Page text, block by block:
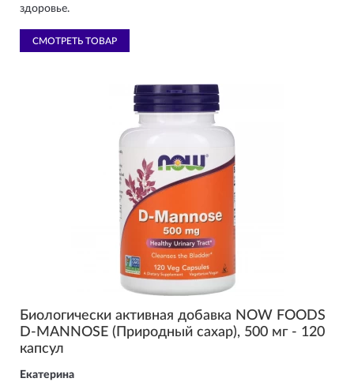
здоровье.
СМОТРЕТЬ ТОВАР
Биологически активная добавка NOW FOODS
D-MANNOSE (Природный сахар), 500 мг - 120
капсул
Екатерина